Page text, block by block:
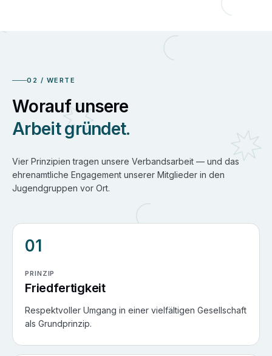
02 / WERTE
Worauf unsere
Arbeit gründet.
Vier Prinzipien tragen unsere Verbandsarbeit — und das
ehrenamtliche Engagement unserer Mitglieder in den
Jugendgruppen vor Ort.
01
PRINZIP
Friedfertigkeit
Respektvoller Umgang in einer vielfältigen Gesellschaft
als Grundprinzip.